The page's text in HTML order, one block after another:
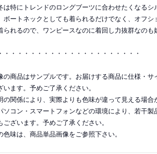
は特にトレンドのロングブーツに合わせたくなる
ボートネックとしても着られるだけでなく、オフシ
られるので、ワンピースなのに着回し力抜群なのも
・・・・・・・・・・・・・・・・・・・・・
の商品はサンプルです。お届けする商品に仕様・サ
います。予めご了承ください。
の関係により、実際よりも色味が違って見える場合
ソコン・スマートフォンなどの環境により、若干製
ございます。予めご了承ください。
色味は、商品単品画像をご参照下さい。